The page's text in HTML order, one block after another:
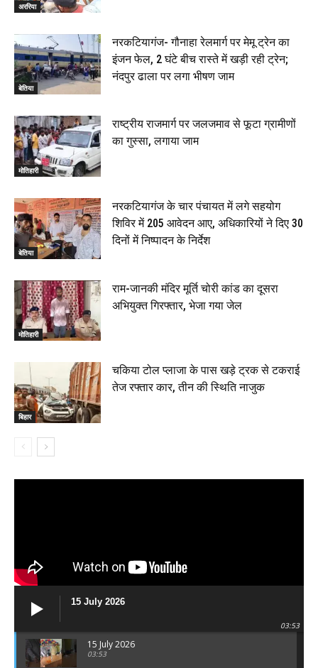
अररिया
बेतिया
नरकटियागंज- गौनाहा रेलमार्ग पर मेमू ट्रेन का
इंजन फेल, 2 घंटे बीच रास्ते में खड़ी रही ट्रेन;
नंदपुर ढाला पर लगा भीषण जाम
मोतिहारी
राष्ट्रीय राजमार्ग पर जलजमाव से फूटा ग्रामीणों
का गुस्सा, लगाया जाम
बेतिया
नरकटियागंज के चार पंचायत में लगे सहयोग
शिविर में 205 आवेदन आए, अधिकारियों ने दिए 30
दिनों में निष्पादन के निर्देश
मोतिहारी
राम-जानकी मंदिर मूर्ति चोरी कांड का दूसरा
अभियुक्त गिरफ्तार, भेजा गया जेल
बिहार
चकिया टोल प्लाजा के पास खड़े ट्रक से टकराई
तेज रफ्तार कार, तीन की स्थिति नाजुक
15 July 2026
03:53
15 July 2026
03:53